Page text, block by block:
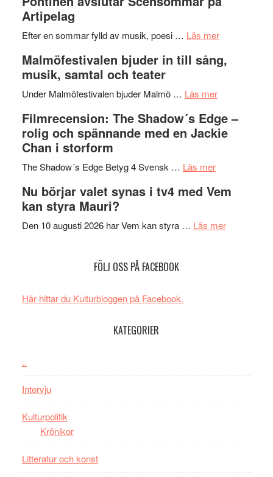
Delvis
genrens
terräng
på
Artipelag
Efter en sommar fylld av musik, poesi … Läs merom
Endre,
Roland
Pöntinen
Artipelag
Malmöfestivalen bjuder in till sång,
musik, samtal och teater
Under Malmöfestivalen bjuder Malmö … Läs merom
bjuder
in
samtal
teater
Filmrecension: The Shadow´s Edge –
rolig och spännande med en Jackie
Chan i storform
The Shadow´s Edge Betyg 4 Svensk … Läs merom
The
´s
Nu börjar valet synas i tv4 med Vem
kan styra Mauri?
Den 10 augusti 2026 har Vem kan styra … Läs merom
FÖLJ OSS PÅ FACEBOOK
Här hittar du Kulturbloggen på Facebook.
KATEGORIER
..
Intervju
Kulturpolitik
Krönikor
Litteratur och konst